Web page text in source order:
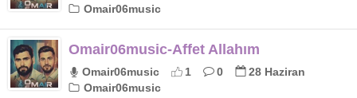
Omair06music
Omair06music-Affet Allahım
Omair06music 1 0
28 Haziran
Omair06music